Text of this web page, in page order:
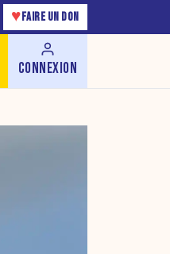
♥ FAIRE UN DON
CONNEXION